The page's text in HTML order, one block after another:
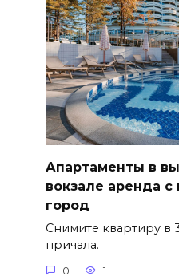
Апартаменты в
вокзале аренда
город
Снимите квартиру в
причала.
0 1